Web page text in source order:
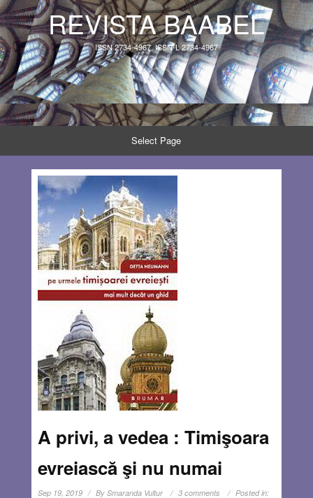
REVISTA BAABEL
ISSN 2734-4967, ISSN-L 2734-4967
Select Page
A privi, a vedea : Timişoara
evreiască şi nu numai
Sep 19, 2019 By Smaranda Vultur 3 comments
Posted in: